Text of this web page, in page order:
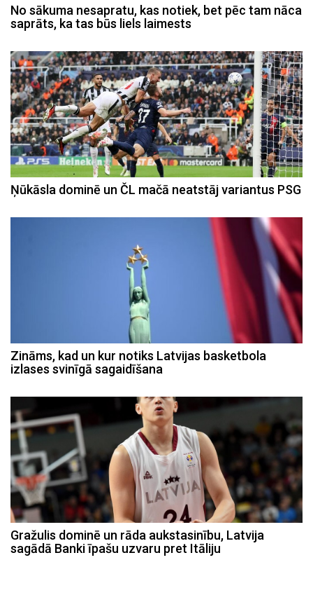
No sākuma nesapratu, kas notiek, bet pēc tam nāca
saprāts, ka tas būs liels laimests
Ņūkāsla dominē un ČL mačā neatstāj variantus PSG
Zināms, kad un kur notiks Latvijas basketbola
izlases svinīgā sagaidīšana
Gražulis dominē un rāda aukstasinību, Latvija
sagādā Banki īpašu uzvaru pret Itāliju